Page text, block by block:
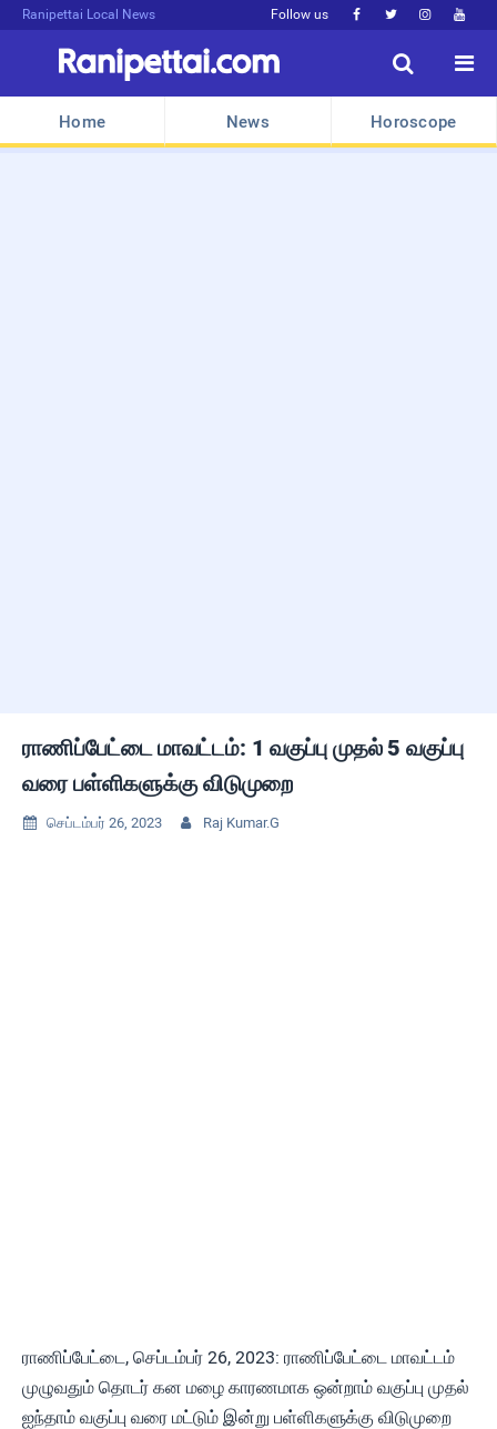
Ranipettai Local News Follow us    


Home News Horoscope
ராணிப்பேட்டை மாவட்டம்: 1 வகுப்பு முதல் 5 வகுப்பு
வரை பள்ளிகளுக்கு விடுமுறை
 செப்டம்பர் 26, 2023  Raj Kumar.G
ராணிப்பேட்டை, செப்டம்பர் 26, 2023: ராணிப்பேட்டை மாவட்டம்
முழுவதும் தொடர் கன மழை காரணமாக ஒன்றாம் வகுப்பு முதல்
ஐந்தாம் வகுப்பு வரை மட்டும் இன்று பள்ளிகளுக்கு விடுமுறை